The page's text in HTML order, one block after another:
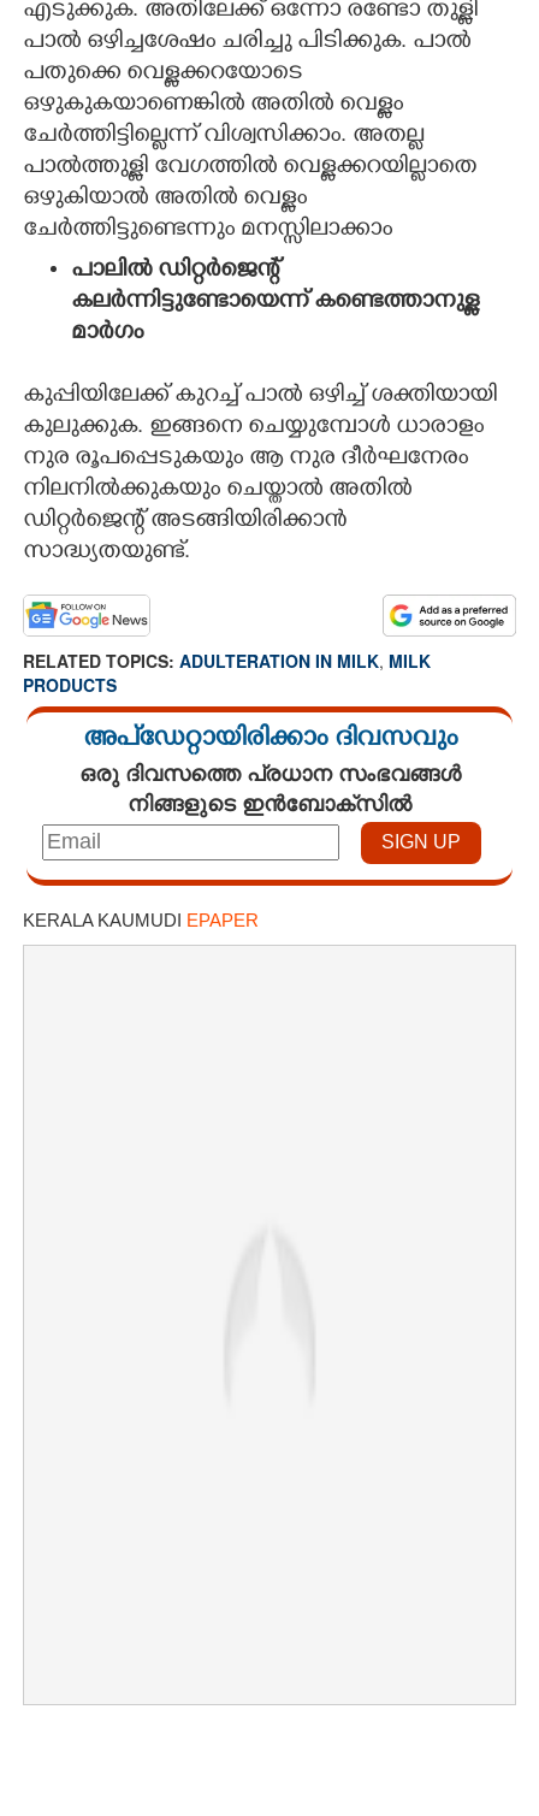
എടുക്കുക. അതിലേക്ക് ഒന്നോ രണ്ടോ തുള്ളി
പാൽ ഒഴിച്ചശേഷം ചരിച്ചു പിടിക്കുക. പാൽ
പതുക്കെ വെള്ളക്കറയോടെ
ഒഴുകുകയാണെങ്കിൽ അതിൽ വെള്ളം
ചേർത്തിട്ടില്ലെന്ന് വിശ്വസിക്കാം. അതല്ല
പാൽത്തുള്ളി വേ​ഗത്തിൽ വെള്ളക്കറയില്ലാതെ
ഒഴുകിയാൽ അതിൽ വെള്ളം
ചേർത്തിട്ടുണ്ടെന്നും മനസ്സിലാക്കാം
പാലിൽ ഡിറ്റർജെന്റ്
കലർന്നിട്ടുണ്ടോയെന്ന് കണ്ടെത്താനുള്ള
മാർഗം
കുപ്പിയിലേക്ക് കുറച്ച് പാൽ ഒഴിച്ച് ശക്തിയായി
കുലുക്കുക. ഇങ്ങനെ ചെയ്യുമ്പോൾ ധാരാളം
നുര രൂപപ്പെടുകയും ആ നുര ദീർഘനേരം
നിലനിൽക്കുകയും ചെയ്താൽ അതിൽ
ഡിറ്റർജെന്റ് അടങ്ങിയിരിക്കാൻ
സാദ്ധ്യതയുണ്ട്.
RELATED TOPICS: ADULTERATION IN MILK, MILK
PRODUCTS
അപ്ഡേറ്റായിരിക്കാം ദിവസവും
ഒരു ദിവസത്തെ പ്രധാന സംഭവങ്ങൾ
നിങ്ങളുടെ ഇൻബോക്സിൽ
KERALA KAUMUDI EPAPER